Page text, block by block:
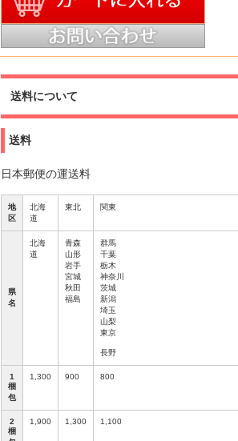
送料について
送料
日本郵便の運送料
地
区
北海
道
東北 関東
県
名
北海
道
青森
山形
岩手
宮城
秋田
福島
群馬
千葉
栃木
神奈川
茨城
新潟
埼玉
山梨
東京
長野
1
梱
包
1,300 900 800
2
梱
1,900 1,300 1,100